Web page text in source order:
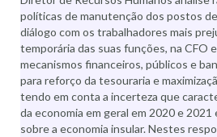
políticas de manutenção dos postos
diálogo com os trabalhadores mais
temporária das suas funções, na CFO
mecanismos financeiros, públicos e
para reforço da tesouraria e
tendo em conta a incerteza que
da economia em geral em 2020 e
sobre a economia insular. Nestes